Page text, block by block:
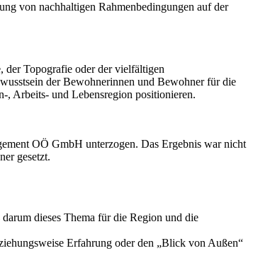
von nachhaltigen Rahmenbedingungen auf der
der Topografie oder der vielfältigen
der Bewohnerinnen und Bewohner für die
, Arbeits- und Lebensregion positionieren.
OÖ GmbH unterzogen. Das Ergebnis war nicht
gesetzt.
dieses Thema für die Region und die
Erfahrung oder den „Blick von Außen“